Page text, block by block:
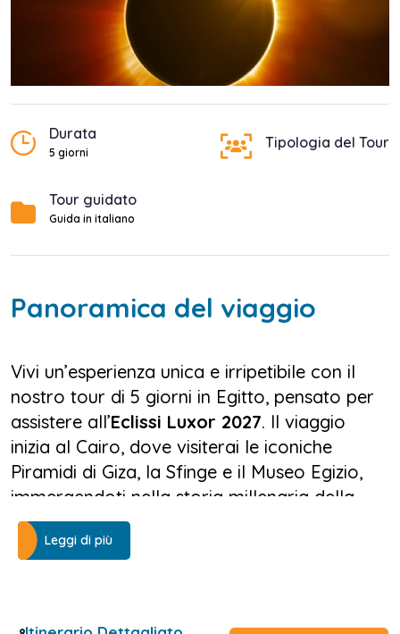
Durata
5 giorni
Tipologia del Tour
Tour guidato
Guida in italiano
Panoramica del viaggio
Vivi un’esperienza unica e irripetibile con il
nostro tour di 5 giorni in Egitto, pensato per
assistere all’Eclissi Luxor 2027. Il viaggio
inizia al Cairo, dove visiterai le iconiche
Piramidi di Giza, la Sfinge e il Museo Egizio,
immergendoti nella storia millenaria della
civiltà dei faraoni. Ogni momento sarà un
passo nel tempo, tra monumenti che
Leggi di più